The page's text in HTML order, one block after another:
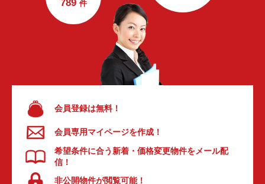
件
会員登録は無料！
会員専用マイページを作成！
希望条件に合う新着・価格変更物件をメール配
信！
非公開物件が閲覧可能！